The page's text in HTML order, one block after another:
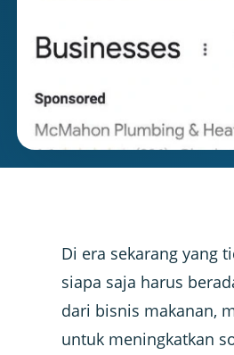
Di era sekarang yang
siapa saja harus
dari bisnis makanan,
untuk meningkatkan